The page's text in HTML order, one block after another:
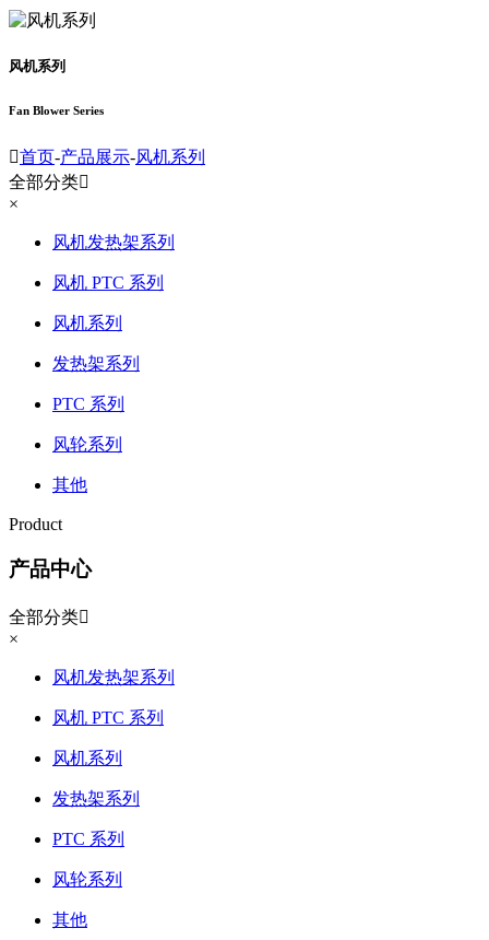
风机系列
Fan Blower Series
首页-产品展示-风机系列
全部分类
×
风机发热架系列
风机 PTC 系列
风机系列
发热架系列
PTC 系列
风轮系列
其他
Product
产品中心
全部分类
×
风机发热架系列
风机 PTC 系列
风机系列
发热架系列
PTC 系列
风轮系列
其他